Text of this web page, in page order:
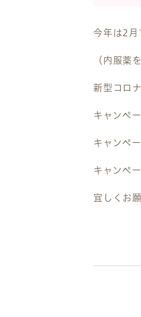
今年は2月
（内服薬
新型コロ
キャンペ
キャンペ
キャンペ
宜しくお